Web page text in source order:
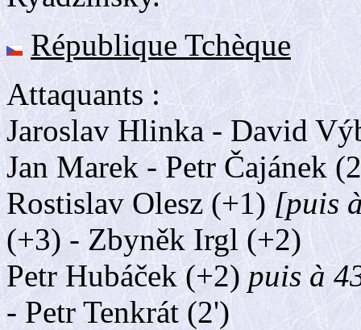
République Tchèque
Attaquants :
Jaroslav Hlinka - David
Jan Marek - Petr Čajánek
Rostislav Olesz (+1)[puis
(+3) - Zbyněk Irgl (+2)
Petr Hubáček (+2) puis à
- Petr Tenkrát (2')